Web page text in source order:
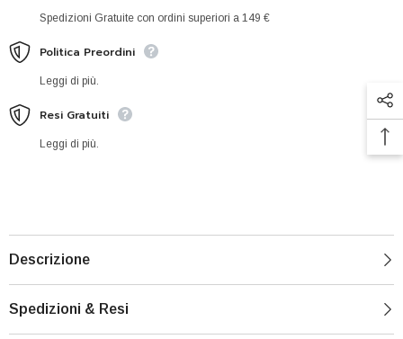
Spedizioni Gratuite con ordini superiori a 149 €
Politica Preordini
Leggi di più.
Resi Gratuiti
Leggi di più.
Descrizione
Spedizioni & Resi